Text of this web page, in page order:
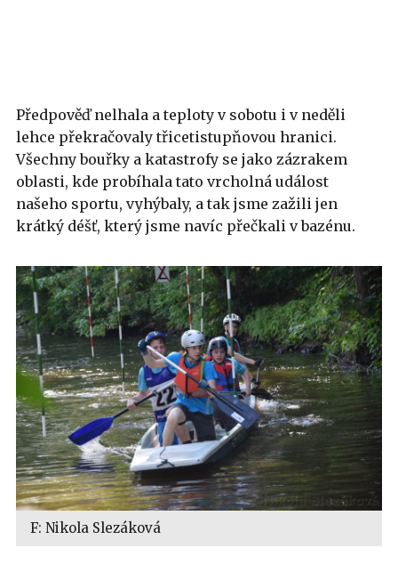
Předpověď nelhala a teploty v sobotu i v neděli
lehce překračovaly třicetistupňovou hranici.
Všechny bouřky a katastrofy se jako zázrakem
oblasti, kde probíhala tato vrcholná událost
našeho sportu, vyhýbaly, a tak jsme zažili jen
krátký déšť, který jsme navíc přečkali v bazénu.
F: Nikola Slezáková